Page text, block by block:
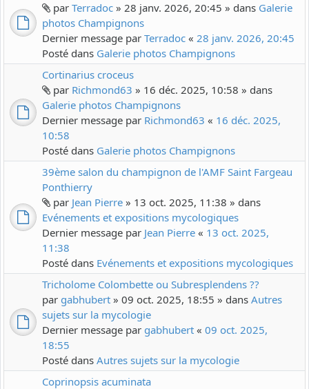
par Terradoc » 28 janv. 2026, 20:45 » dans Galerie
photos Champignons
Dernier message par Terradoc « 28 janv. 2026, 20:45
Posté dans Galerie photos Champignons
Cortinarius croceus
par Richmond63 » 16 déc. 2025, 10:58 » dans
Galerie photos Champignons
Dernier message par Richmond63 « 16 déc. 2025,
10:58
Posté dans Galerie photos Champignons
39ème salon du champignon de l'AMF Saint Fargeau
Ponthierry
par Jean Pierre » 13 oct. 2025, 11:38 » dans
Evénements et expositions mycologiques
Dernier message par Jean Pierre « 13 oct. 2025,
11:38
Posté dans Evénements et expositions mycologiques
Tricholome Colombette ou Subresplendens ??
par gabhubert » 09 oct. 2025, 18:55 » dans Autres
sujets sur la mycologie
Dernier message par gabhubert « 09 oct. 2025,
18:55
Posté dans Autres sujets sur la mycologie
Coprinopsis acuminata